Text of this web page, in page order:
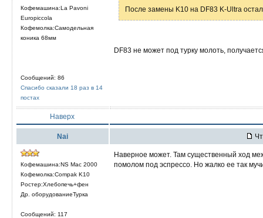
Кофемашина:La Pavoni
Europiccola
Кофемолка:Самодельная
коника 68мм
Сообщений: 86
Спасибо сказали 18 раз в 14
постах
После замены K10 на DF83 K-Ultra
DF83 не может под турку молоть,
Наверх
Nai
Кофемашина:NS Mac 2000
Кофемолка:Compak K10
Ростер:Хлебопечь+фен
Др. оборудованиеТурка
Сообщений: 117
Наверное может. Там существенный ход
помолом под эспрессо. Но жалко ее так